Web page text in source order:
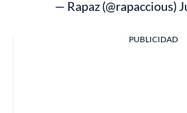
— Rapaz (@rapaccious)
PUBLICIDAD